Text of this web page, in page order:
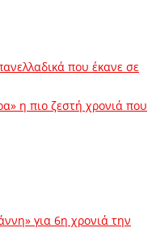
που έκανε σε
η πιο ζεστή χρονιά που
για 6η χρονιά την